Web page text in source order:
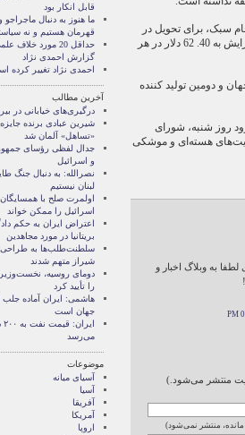
سبک، برای تحویل در
ماه مه، با هشتاد وشش سنت افزایش به 40. 62 دلار در هر
و دومین تولید کننده
روز شنبه، شورای
هسته‌ای و موشکی
به وبلاگ اخبار و
منتشر می‌شود.)
مانده، منتشر نمی‌شود)
قابل انکار بود
ما هنوز به دنبال ماجراجو
قهرمان هستيم و نه
حداقل 20 مورد خلاف
گزارش احمدی نژاد
احمدی نژاد تغییر کرده
آخرین مطالب
درگیری‌های خیابانی در
شیرین عبادی برنده جایزه
«تساهل» آلمان شد
جدال لفظی رؤسای
و اسرائیل
نصرالله: به دنبال جنگ
لبنان نیستیم
اولمرت صلح با همسایگان
اسرائیل را ممکن خواند
اعتراض ایران به حکم
بریتانیا در مورد مجاهدین
سلطنت‌طلب‌ها به طراحی
شیراز متهم شدند
دومای روسیه،
را تأیید کرد
هاشمی: ایران آماده جلب
جهان است
می‌رسد
موضوعات
آسيای ميانه
آسیا
آفریقا
آمریکا
اروپا